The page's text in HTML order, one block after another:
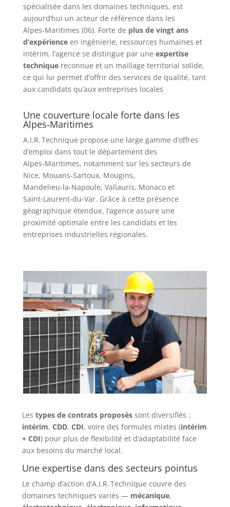
spécialisée dans les domaines techniques, est
aujourd’hui un acteur de référence dans les
Alpes‑Maritimes (06). Forte de plus de vingt ans
d’expérienceen ingénierie, ressources humaines et
intérim, l’agence se distingue par une expertise
techniquereconnue et un maillage territorial solide,
ce qui lui permet d’offrir des services de qualité, tant
aux candidats qu’aux entreprises locales
Une couverture locale forte dans les
Alpes‑Maritimes
A.I.R. Technique propose une large gamme d’offres
d’emploi dans tout le département des
Alpes‑Maritimes, notamment sur les secteurs de
Nice, Mouans‑Sartoux, Mougins,
Mandelieu‑la‑Napoule, Vallauris, Monaco et
Saint‑Laurent‑du‑Var. Grâce à cette présence
géographique étendue, l’agence assure une
proximité optimale entre les candidats et les
entreprises industrielles régionales.
Les types de contrats proposéssont diversifiés :
intérim, CDD, CDI, voire des formules mixtes (intérim
+ CDI) pour plus de flexibilité et d’adaptabilité face
aux besoins du marché local.
Une expertise dans des secteurs pointus
Le champ d’action d’A.I.R. Technique couvre des
domaines techniques variés — mécanique,